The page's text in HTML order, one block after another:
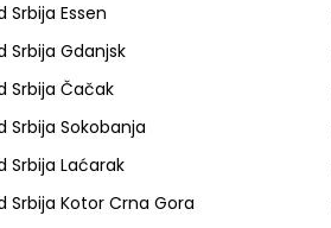
Srbija Essen
Srbija Gdanjsk
Srbija Čačak
Srbija Sokobanja
Srbija Laćarak
Srbija Kotor Crna Gora